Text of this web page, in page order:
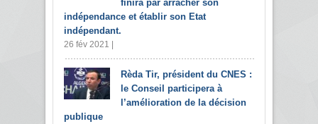
finira par arracher son
indépendance et établir son Etat
indépendant.
26 fév 2021 |
Rèda Tir, président du CNES :
le Conseil participera à
l’amélioration de la décision
publique